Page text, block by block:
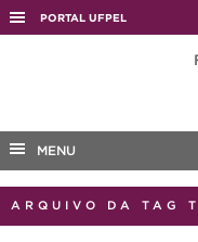
PORTAL UFPEL
EDITAIS
MENU
ARQUIVO DA TAG